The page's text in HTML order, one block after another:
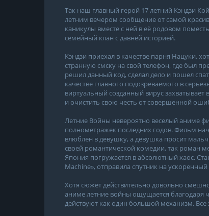
Так наш главный герой 17 летний Кэндзи
летним вечером сообщение от самой
каникулы вместе с ней в её родовом
семейный клан с давней историей.
Кэндзи приехал в качестве парня Нацуки,
странную смску на свой телефон, где был
решил данный код, сделал дело и пошел
качестве главного подозреваемого в
виртуальный созданный вирус
и очистить свою честь от совершенной
Летние Войны невероятно веселый аниме
полнометражек последних годов. Фильм
влюблен в девушку, а девушка просит
своей романтической комедии, так роман
Япония погружается в абсолютный хаос.
Machine», отправила спутник на
Хотя сюжет действительно довольно
аниме летние войны ощущается благодаря
действуют как один большой механизм.